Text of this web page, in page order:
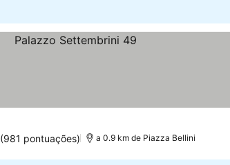
(981 pontuações) a 0.9 km de Piazza Bellini